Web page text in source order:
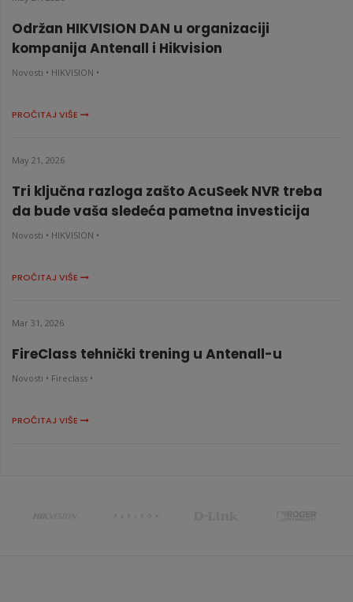
Održan HIKVISION DAN u organizaciji
kompanija Antenall i Hikvision
Novosti • HIKVISION •
PROČITAJ VIŠE
May 21, 2026
Tri ključna razloga zašto AcuSeek NVR treba
da bude vaša sledeća pametna investicija
Novosti • HIKVISION •
PROČITAJ VIŠE
Mar 31, 2026
FireClass tehnički trening u Antenall-u
Novosti • Fireclass •
PROČITAJ VIŠE